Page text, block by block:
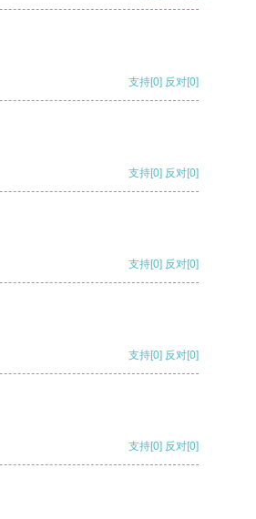
支持[0] 反对[0]
支持[0] 反对[0]
支持[0] 反对[0]
支持[0] 反对[0]
支持[0] 反对[0]